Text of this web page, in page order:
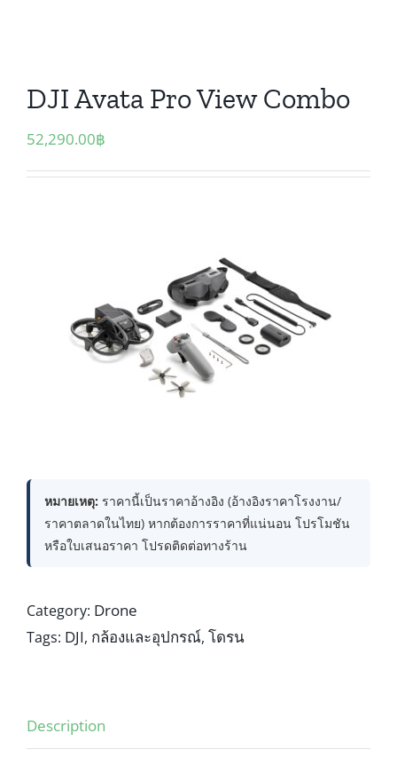
DJI Avata Pro View Combo
52,290.00฿
หมายเหตุ: ราคานี้เป็นราคาอ้างอิง (อ้างอิงราคาโรงงาน/
ราคาตลาดในไทย) หากต้องการราคาที่แน่นอน โปรโมชัน
หรือใบเสนอราคา โปรดติดต่อทางร้าน
Category: Drone
Tags: DJI, กล้องและอุปกรณ์, โดรน
Description